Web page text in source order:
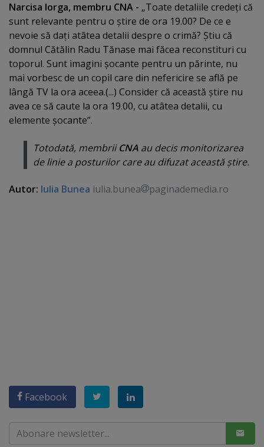
Narcisa Iorga, membru CNA - „Toate detaliile credeţi că
sunt relevante pentru o ştire de ora 19.00? De ce e
nevoie să daţi atâtea detalii despre o crimă? Ştiu că
domnul Cătălin Radu Tănase mai făcea reconstituri cu
toporul. Sunt imagini şocante pentru un părinte, nu
mai vorbesc de un copil care din nefericire se află pe
lângă TV la ora aceea.(...) Consider că această ştire nu
avea ce să caute la ora 19.00, cu atâtea detalii, cu
elemente şocante”.
Totodată, membriiCNA au decis monitorizarea
de linie a posturilor care au difuzat această ştire.
Autor: Iulia Bunea iulia.bunea paginademedia.ro
Facebook